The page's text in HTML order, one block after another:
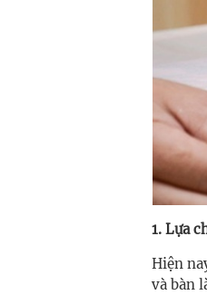
1. Lựa
Hiện
và bàn